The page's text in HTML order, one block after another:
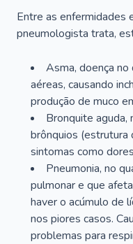
Entre as enfermidades
pneumologista trata,
Asma, doença no
aéreas, causando
produção de muco
Bronquite aguda,
brônquios (estrutura
sintomas como
Pneumonia, no
pulmonar e que
haver o acúmulo de
nos piores casos.
problemas para